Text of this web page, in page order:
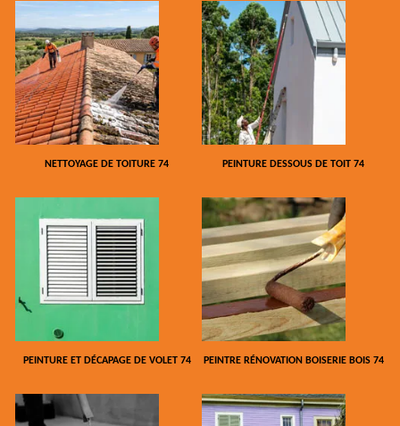
NETTOYAGE DE TOITURE 74 PEINTURE DESSOUS DE TOIT 74
PEINTURE ET DÉCAPAGE DE VOLET 74 PEINTRE RÉNOVATION BOISERIE BOIS 74